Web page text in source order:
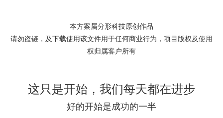
本方案属分形科技原创作品
请勿盗链，及下载使用该文件用于任何商业行为，项目版权及使用
权归属客户所有
这只是开始，我们每天都在进步
好的开始是成功的一半